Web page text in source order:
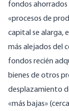
fondos ahorrados
«procesos de
capital se alarga,
más alejados del
fondos recién
bienes de otros
desplazamiento
«más bajas»